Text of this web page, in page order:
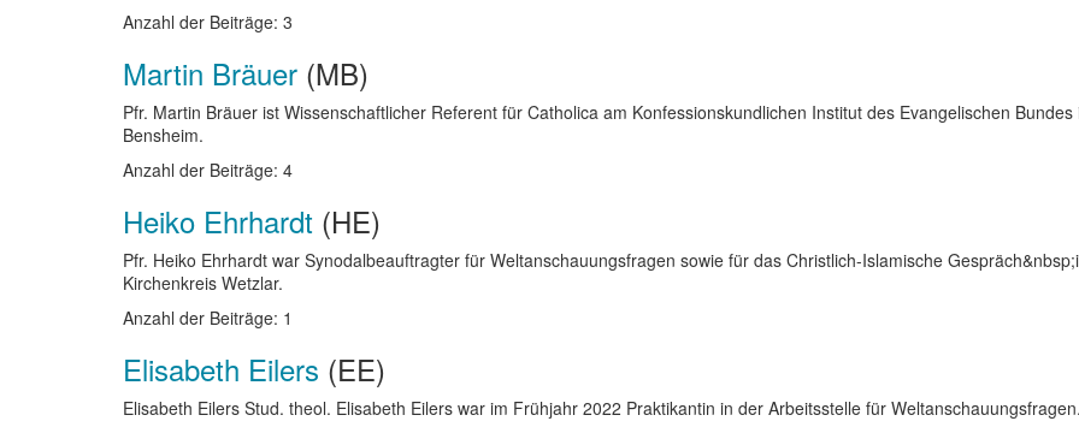
Anzahl der Beiträge: 3
Martin Bräuer (MB)
Pfr. Martin Bräuer ist Wissenschaftlicher Referent für Catholica am Konfessionskundlichen Institut des Evangelischen Bundes
Bensheim.
Anzahl der Beiträge: 4
Heiko Ehrhardt (HE)
Pfr. Heiko Ehrhardt war Synodalbeauftragter für Weltanschauungsfragen sowie für das Christlich-Islamische
Kirchenkreis Wetzlar.
Anzahl der Beiträge: 1
Elisabeth Eilers (EE)
Elisabeth Eilers Stud. theol. Elisabeth Eilers war im Frühjahr 2022 Praktikantin in der Arbeitsstelle für Weltanschauungsfragen.